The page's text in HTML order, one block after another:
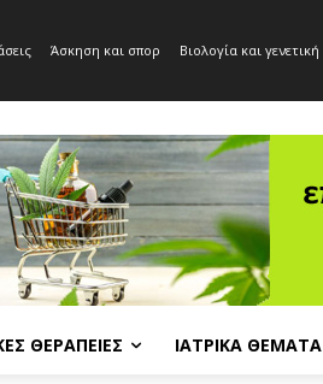
Άσκηση και σπορ Βιολογία και γενετική
ΘΕΡΑΠΕΊΕΣ ΙΑΤΡΙΚΆ ΘΈΜΑΤΑ